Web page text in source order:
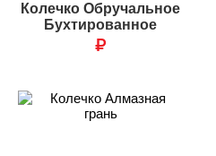
Колечко Обручальное
Бухтированное
₽